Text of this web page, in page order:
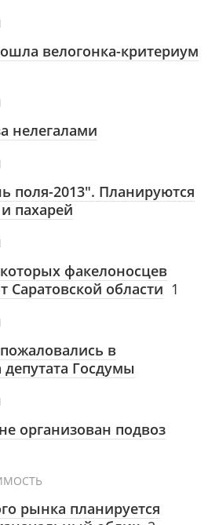
велогонка-критериум
нелегалами
поля-2013". Планируются
пахарей
факелоносцев
Саратовской области 1
в
Госдумы
организован подвоз
рынка планируется